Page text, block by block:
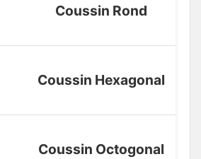
Coussin Rond
Coussin Hexagonal
Coussin Octogonal